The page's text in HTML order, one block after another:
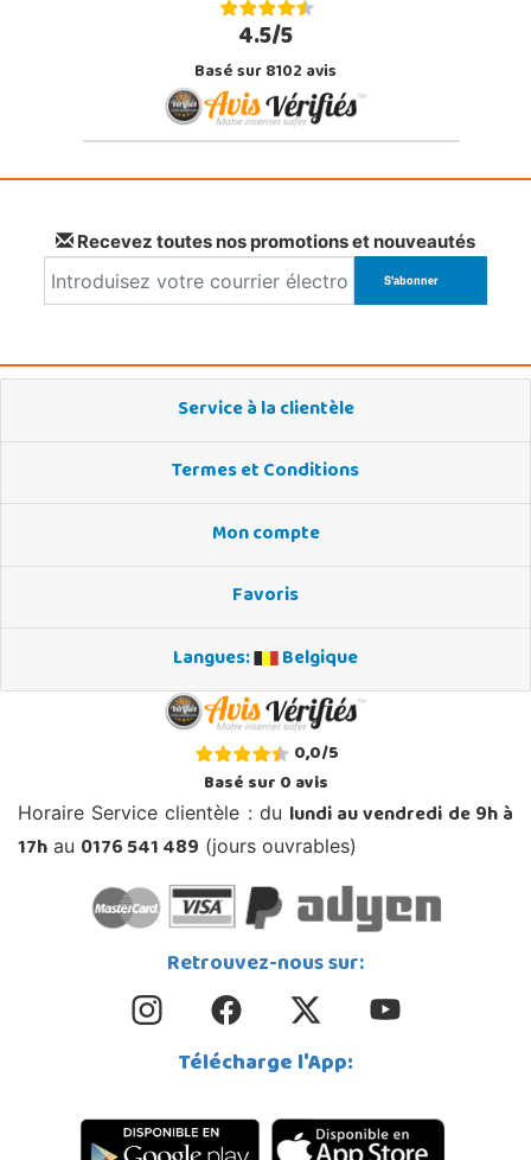
4.5/5
Basé sur 8102 avis
Recevez toutes nos promotions et nouveautés
Service à la clientèle
Termes et Conditions
Mon compte
Favoris
Langues:
Belgique
0,0/5
Basé sur0avis
Horaire Service clientèle : du lundi au vendredi de 9h à
17h au 0176 541 489 (jours ouvrables)
Retrouvez-nous sur:
Télécharge l'App: